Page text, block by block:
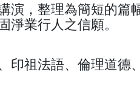
演，整理為簡短的
淨業行人之信願。
印祖法語、倫理道